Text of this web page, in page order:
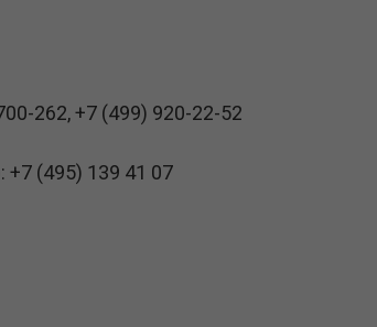
262,+7 (499) 920-22-52
+7 (495) 139 41 07